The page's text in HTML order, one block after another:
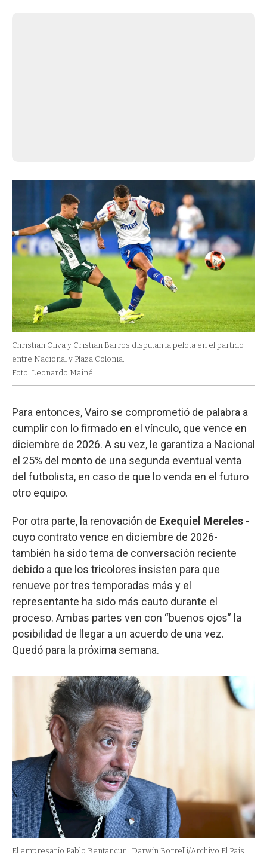
Christian Oliva y Cristian Barros disputan la pelota en el partido
entre Nacional y Plaza Colonia.
Foto: Leonardo Mainé.
Para entonces, Vairo se comprometió de palabra a
cumplir con lo firmado en el vínculo, que vence en
diciembre de 2026. A su vez, le garantiza a Nacional
el 25% del monto de una segunda eventual venta
del futbolista, en caso de que lo venda en el futuro
otro equipo.
Por otra parte, la renovación de Exequiel Mereles -
cuyo contrato vence en diciembre de 2026-
también ha sido tema de conversación reciente
debido a que los tricolores insisten para que
renueve por tres temporadas más y el
representante ha sido más cauto durante el
proceso. Ambas partes ven con “buenos ojos” la
posibilidad de llegar a un acuerdo de una vez.
Quedó para la próxima semana.
El empresario Pablo Bentancur. Darwin Borrelli/Archivo El Pais